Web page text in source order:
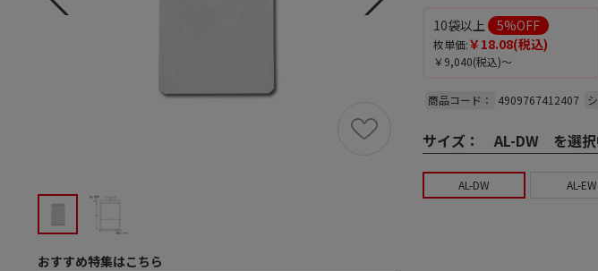
おすすめ特集はこちら
10袋以上 5%OFF
枚単価:￥18.08(税込)
￥9,040(税込)～
商品コード： 4909767412407
サイズ： AL-DW を選択
AL-DW AL-EW